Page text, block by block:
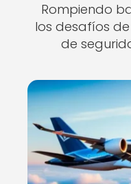
Rompiendo
los desafíos
de